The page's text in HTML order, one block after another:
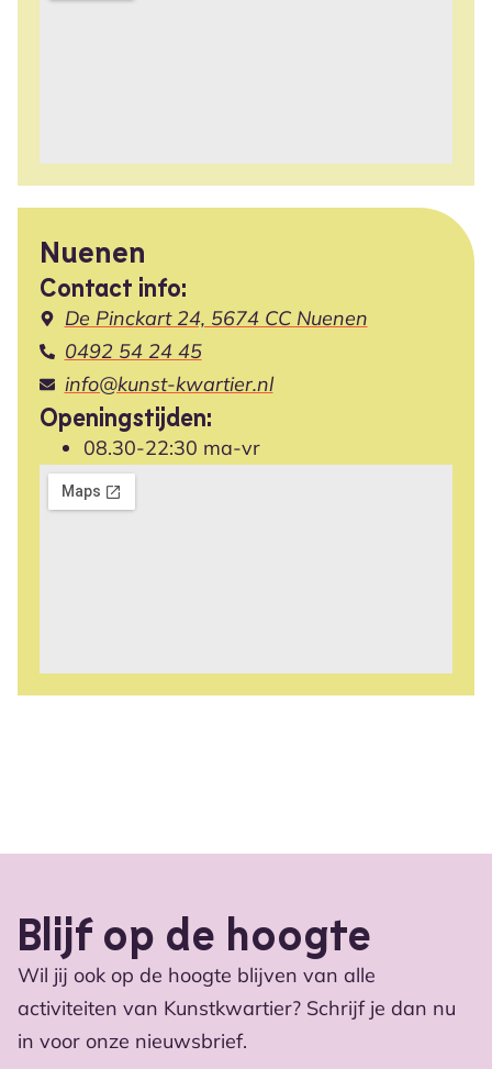
Nuenen
Contact info:
De Pinckart 24, 5674 CC Nuenen
0492 54 24 45
info@kunst-kwartier.nl
Openingstijden:
08.30-22:30 ma-vr
Blijf op de hoogte
Wil jij ook op de hoogte blijven van alle
activiteiten van Kunstkwartier? Schrijf je dan nu
in voor onze nieuwsbrief.